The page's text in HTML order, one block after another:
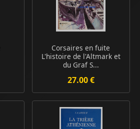
Corsaires en fuite
L'histoire de l'Altmark et
du Graf S...
27.00 €